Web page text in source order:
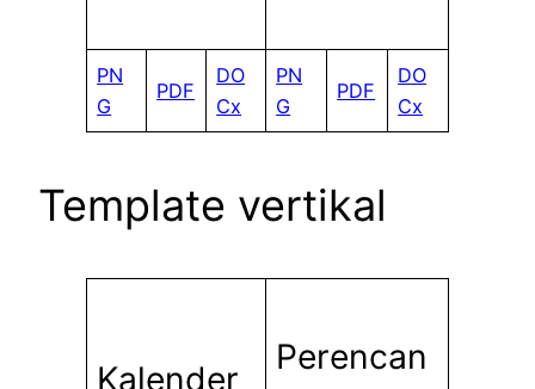
PN
G
PDF
DO
Cx
PN
G
PDF
DO
Cx
Template vertikal
Kalender
Perencan